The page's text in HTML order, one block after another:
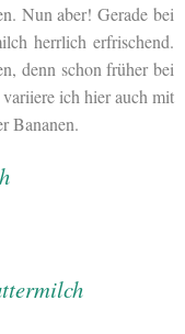
Nun aber! Gerade bei
herrlich erfrischend.
denn schon früher bei
ich hier auch mit
Bananen.